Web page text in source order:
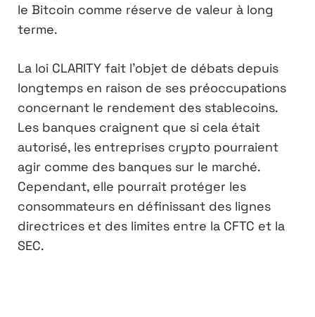
le Bitcoin comme réserve de valeur à long
terme.
La loi CLARITY fait l’objet de débats depuis
longtemps en raison de ses préoccupations
concernant le rendement des stablecoins.
Les banques craignent que si cela était
autorisé, les entreprises crypto pourraient
agir comme des banques sur le marché.
Cependant, elle pourrait protéger les
consommateurs en définissant des lignes
directrices et des limites entre la CFTC et la
SEC.